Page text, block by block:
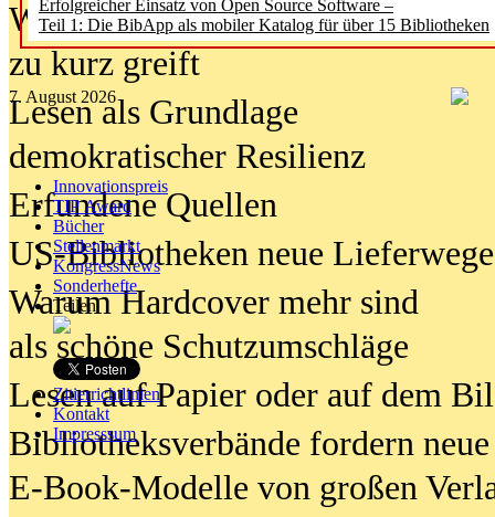
Erfolgreicher Einsatz von Open Source Software –
Teil 1: Die BibApp als mobiler Katalog für über 15 Bibliotheken
7. August 2026
Innovationspreis
TIP Award
Bücher
Stellenmarkt
KongressNews
Sonderhefte
Teilen
Zitierrichtlinien
Kontakt
Impresssum
Warum die Debatte über KI-Texte
zu kurz greift
Lesen als Grundlage
demokratischer Resilienz
Erfundene Quellen
US-Bibliotheken neue Lieferwege
Warum Hardcover mehr sind
als schöne Schutzumschläge
Lesen auf Papier oder auf dem
Bibliotheksverbände fordern neue
E-Book-Modelle von großen